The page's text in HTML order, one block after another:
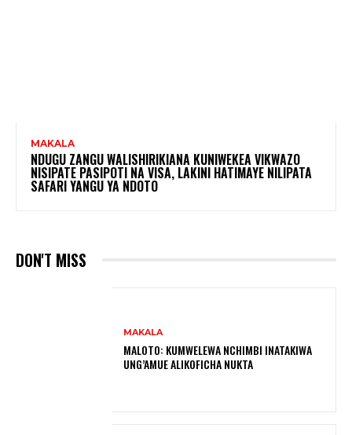
MAKALA
NDUGU ZANGU WALISHIRIKIANA KUNIWEKEA VIKWAZO
NISIPATE PASIPOTI NA VISA, LAKINI HATIMAYE NILIPATA
SAFARI YANGU YA NDOTO
DON'T MISS
MAKALA
MALOTO: KUMWELEWA NCHIMBI INATAKIWA
UNG’AMUE ALIKOFICHA NUKTA